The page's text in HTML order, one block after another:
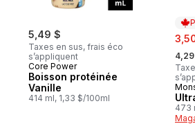
5,49 $
Taxes en sus, frais éco
s’appliquent
Core Power
Boisson protéinée
Vanille
414 ml, 1,33 $/100ml
,
473